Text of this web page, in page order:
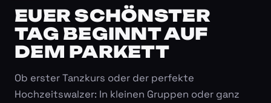
EUER SCHÖNSTER
TAG BEGINNT AUF
DEM PARKETT
Ob erster Tanzkurs oder der perfekte
Hochzeitswalzer: In kleinen Gruppen oder ganz